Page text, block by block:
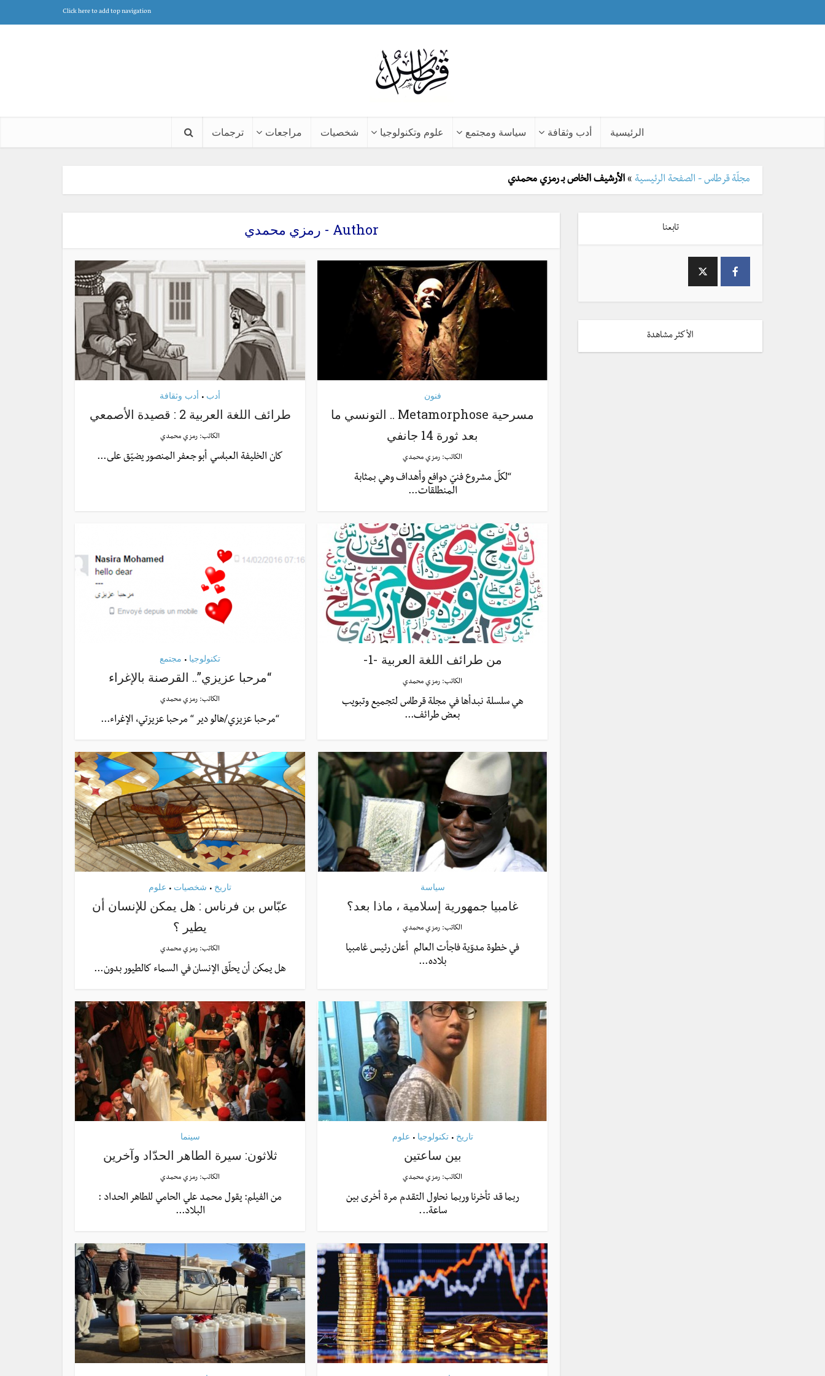
Click here to add top navigation
الرئيسية أدب وثقافة سياسة ومجتمع علوم وتكنولوجيا شخصيات مراجعات ترجمات
مجلّة قرطاس - الصفحة الرئيسية » الأرشيف الخاص بـ رمزي محمدي
Author - رمزي محمدي
فنون
مسرحية Metamorphose .. التونسي ما
بعد ثورة 14 جانفي
الكاتب: رمزي محمدي
“لكلّ مشروع فنيّ دوافع وأهداف وهي بمثابة
المنطلقات...
أدب • أدب وثقافة
طرائف اللغة العربية 2 : قصيدة الأصمعي
الكاتب: رمزي محمدي
كان الخليفة العباسي أبو جعفر المنصور يضيّق على...
ﻣﻦ ﻃﺮﺍﺋﻒ ﺍﻟﻠﻐﺔ العربية -1-
الكاتب: رمزي محمدي
هي سلسلة نبدأها في مجلة قرطاس لتجميع وتبويب
بعض طرائف...
تكنولوجيا • مجتمع
“مرحبا عزيزي”.. القرصنة بالإغراء
الكاتب: رمزي محمدي
“مرحبا عزيزي/هالو دير “ مرحبا عزيزتي، الإغراء...
سياسة
غامبيا جمهورية إسلامية ، ماذا بعد؟
الكاتب: رمزي محمدي
في خطوة مدوّية فاجأت العالم أعلن رئيس غامبيا
بلاده...
تاريخ • شخصيات • علوم
عبّاس بن فرناس : هل يمكن للإنسان أن
يطير ؟
الكاتب: رمزي محمدي
هل يمكن أن يحلّق الإنسان في السماء كالطيور بدون...
تاريخ • تكنولوجيا • علوم
بين ساعتين
الكاتب: رمزي محمدي
ربما قد تأخرنا وربما نحاول التقدم مرة أخرى بين
ساعة...
سينما
ثلاثون: سيرة الطاهر الحدّاد وآخرين
الكاتب: رمزي محمدي
من الفيلم: يقول محمد علي الحامي للطاهر الحداد :
البلاد...
تابعنا
الأكثر مشاهدة